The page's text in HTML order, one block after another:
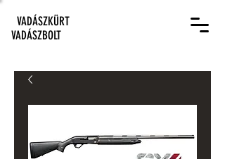
VADÁSZKÜRT
VADÁSZBOLT